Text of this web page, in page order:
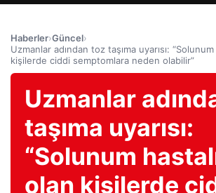
Haberler›Güncel›
Uzmanlar adından toz taşıma uyarısı: “Solunum
kişilerde ciddi semptomlara neden olabilir”
Uzmanlar
taşıma uyarısı:
“Solunum
olan kişilerde